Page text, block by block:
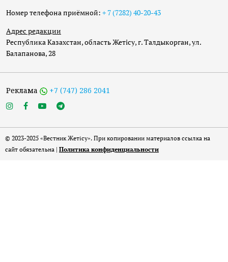
Номер телефона приёмной: + 7 (7282) 40-20-43
Адрес редакции
Республика Казахстан, область Жетісу, г. Талдыкорган, ул.
Балапанова, 28
Реклама +7 (747) 286 2041
© 2023-2025 «Вестник Жетісу». При копировании материалов ссылка на
сайт обязательна | Политика конфиденциальности